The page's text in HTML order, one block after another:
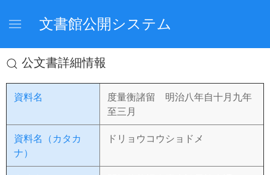
文書館公開システム
公文書詳細情報
資料名
度量衡諸留 明治八年自十月九年
至三月
資料名（カタカ
ナ）
ドリョウコウショドメ